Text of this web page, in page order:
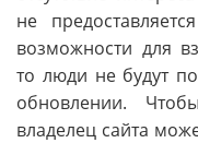
не
возможности для
то люди не будут
обновлении.
владелец сайта